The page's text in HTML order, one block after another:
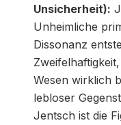
Unsicherheit):
Unheimliche
Dissonanz
Wesen wirklich
lebloser
Jentsch ist die